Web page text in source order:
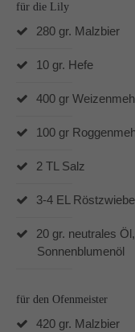
für die Lily
280 gr. Malzbier
10 gr. Hefe
400 gr
100 gr
2 TL Salz
3-4 EL
20 gr. neutrales
Sonnenblumenöl
für den Ofenmeister
420 gr. Malzbier